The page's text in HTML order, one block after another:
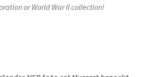
or World War II collection!